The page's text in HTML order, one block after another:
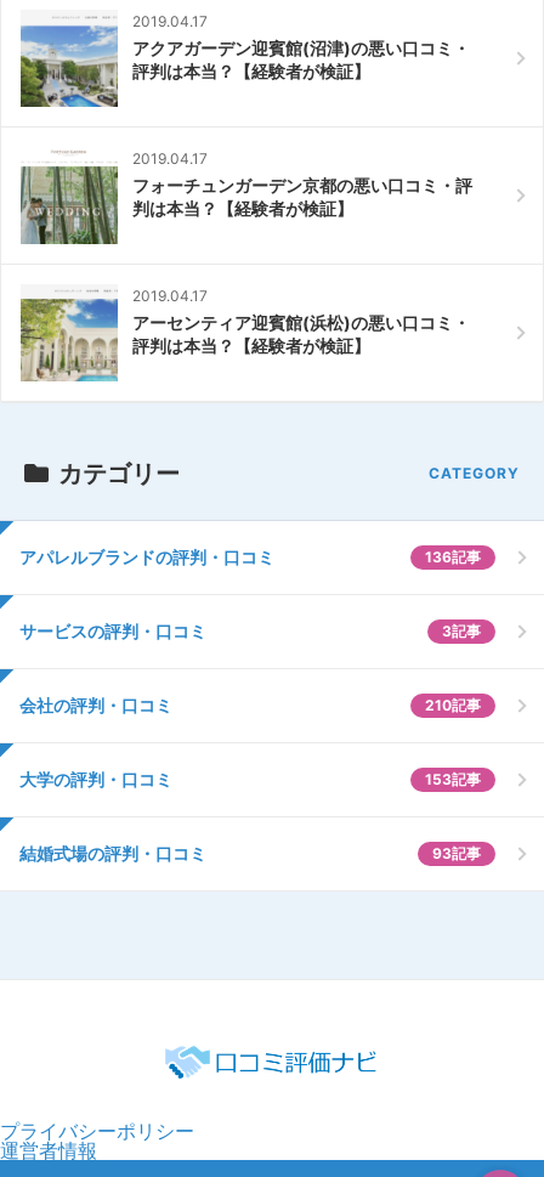
2019.04.17
アクアガーデン迎賓館(沼津)の悪い口コミ・
評判は本当？【経験者が検証】
2019.04.17
フォーチュンガーデン京都の悪い口コミ・評
判は本当？【経験者が検証】
2019.04.17
アーセンティア迎賓館(浜松)の悪い口コミ・
評判は本当？【経験者が検証】
カテゴリー
アパレルブランドの評判・口コミ 136記事
サービスの評判・口コミ 3記事
会社の評判・口コミ 210記事
大学の評判・口コミ 153記事
結婚式場の評判・口コミ 93記事
プライバシーポリシー
運営者情報